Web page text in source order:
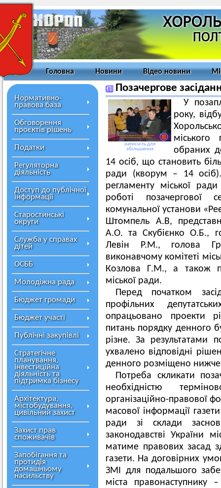
Головна Новини Відео новини
Нормативно-
правова база
Обговорення
проєктів рішень
Податки
Регуляторна
діяльність
Доступ до публічної
інформації
Старостинські
округи
Служба у справах
дітей
ОСББ
Молодіжна рада
Бюджет громади
Бюджет участі
Публічні закупівлі
Стратегічне
планування,
інвестиційна
діяльність та
підтримка бізнесу
Архітектура,
містобудування,
цивільний захист
Захист прав
споживачів
Запобігання та
протидія
домашньому
насильству
Позачергове
натисніть для
збільшення
У
року,
обраних
14 осіб, що становить
ради (кворум – 14 осіб).
регламенту міської
роботі позачергової
комунальної установи
Штомпель А.В,
А.О. та Скубієнко О.Б.,
Левін Р.М., голова
виконавчому комітеті
Козлова Г.М., а також
міської ради.
Перед початком
профільних
опрацьовано проекти
питань порядку денного
різне. За результатами
ухвалено відповідні
денного розміщено
Потреба скликати
необхідністю
організаційно-правової
масової інформації
ради зі склади
законодавстві України
матиме правових засад
газети. На договірних
ЗМІ для подальшого
міста правонаступнику